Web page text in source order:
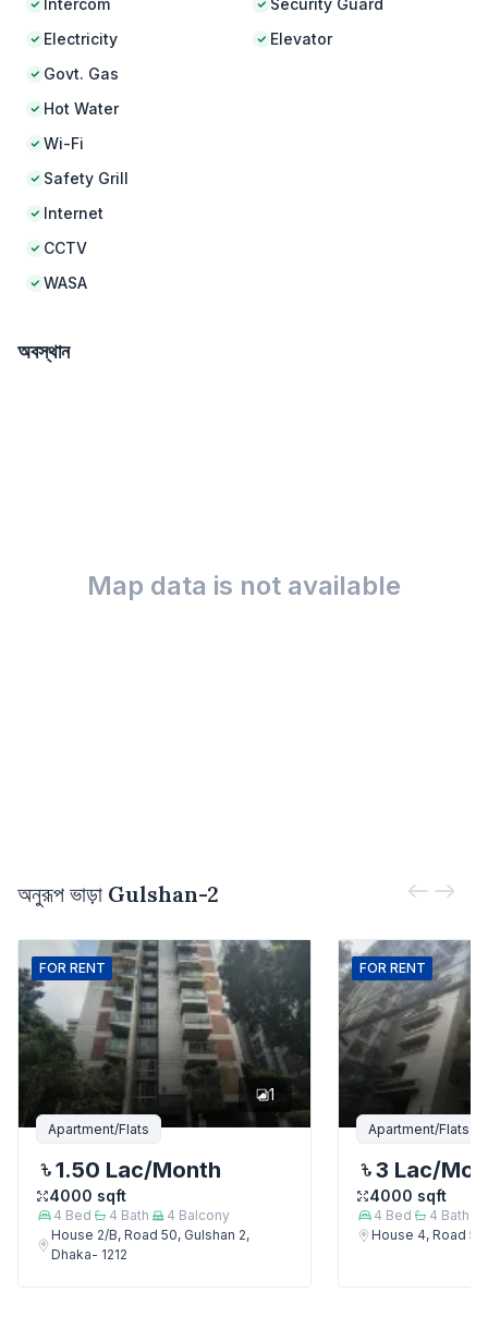
Intercom
Electricity
Govt. Gas
Hot Water
Wi-Fi
Safety Grill
Internet
CCTV
WASA
Security Guard
Elevator
অবস্থান
Map data is not available
অনুরূপ ভাড়া Gulshan-2
FOR RENT
1
Apartment/Flats
1.50 Lac/Month
4000 sqft
4 Bed 4 Bath 4 Balcony
House 2/B, Road 50, Gulshan 2,
Dhaka- 1212
FOR RENT
Apartment/Flats
3 Lac/
4000 sqft
4 Bed 4 Bath
House 4, Road